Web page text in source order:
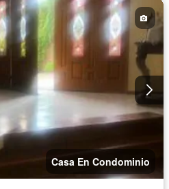
Casa En Condominio